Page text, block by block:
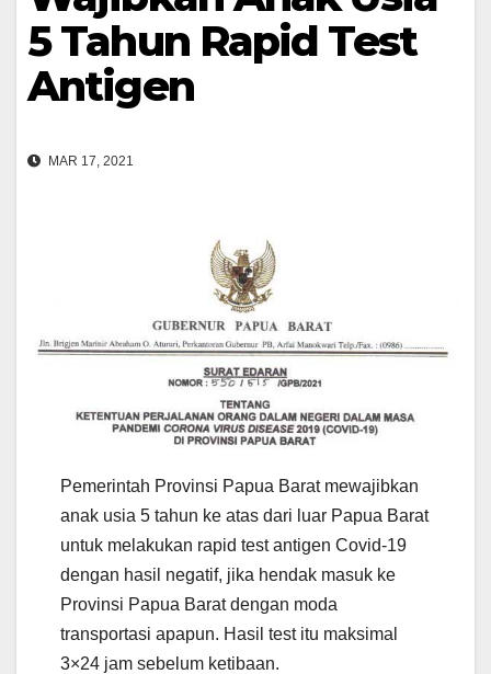
5 Tahun Rapid Test
Antigen
MAR 17, 2021
Pemerintah Provinsi Papua Barat mewajibkan
anak usia 5 tahun ke atas dari luar Papua Barat
untuk melakukan rapid test antigen Covid-19
dengan hasil negatif, jika hendak masuk ke
Provinsi Papua Barat dengan moda
transportasi apapun. Hasil test itu maksimal
3×24 jam sebelum ketibaan.